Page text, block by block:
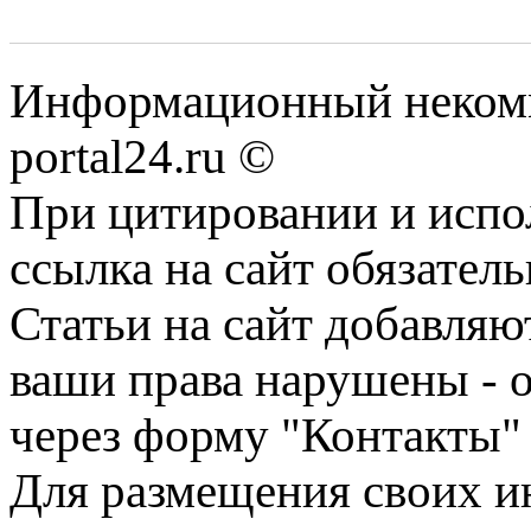
Информационный
portal24.ru ©
При цитировании и
ссылка на сайт
Статьи на сайт
ваши права нарушены -
через форму "Контакты"
Для размещения своих